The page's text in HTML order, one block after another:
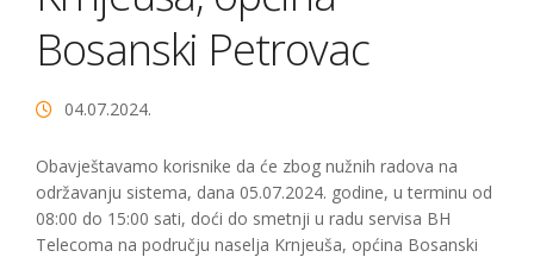
Bosanski Petrovac
04.07.2024.
Obavještavamo korisnike da će zbog nužnih radova na
održavanju sistema, dana 05.07.2024. godine, u terminu od
08:00 do 15:00 sati, doći do smetnji u radu servisa BH
Telecoma na području naselja Krnjeuša, općina Bosanski